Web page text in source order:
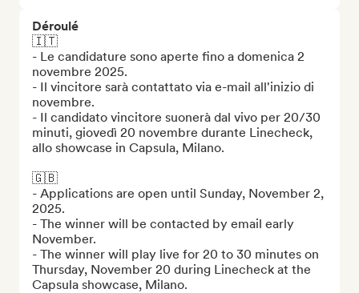
Déroulé
🇮🇹
- Le candidature sono aperte fino a domenica 2
novembre 2025.
- Il vincitore sarà contattato via e-mail all'inizio di
novembre.
- Il candidato vincitore suonerà dal vivo per 20/30
minuti, giovedì 20 novembre durante Linecheck,
allo showcase in Capsula, Milano.
🇬🇧
- Applications are open until Sunday, November 2,
2025.
- The winner will be contacted by email early
November.
- The winner will play live for 20 to 30 minutes on
Thursday, November 20 during Linecheck at the
Capsula showcase, Milano.